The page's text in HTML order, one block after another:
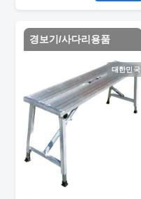
경보기/사다리용품
대한민국